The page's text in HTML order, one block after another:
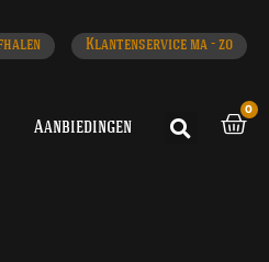
Klantenservice ma - zo
Aanbiedingen
0